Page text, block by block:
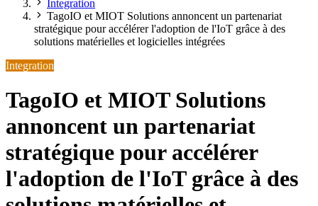
Integration
TagoIO et MIOT Solutions annoncent un partenariat
stratégique pour accélérer l'adoption de l'IoT grâce à des
solutions matérielles et logicielles intégrées
Integration
TagoIO et MIOT Solutions
annoncent un partenariat
stratégique pour accélérer
l'adoption de l'IoT grâce à des